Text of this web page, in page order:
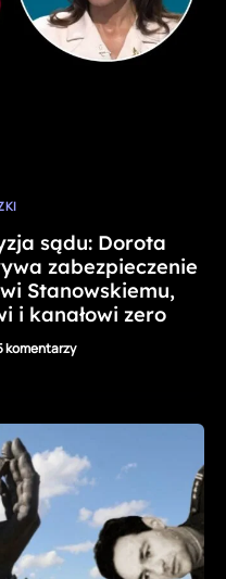
sądu: Dorota
zabezpieczenie
Stanowskiemu,
i kanałowi zero
komentarzy